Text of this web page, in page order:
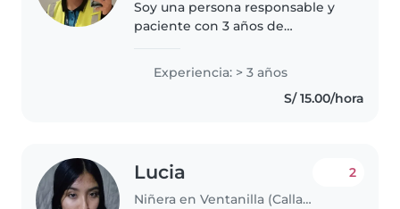
Soy una persona responsable y
paciente con 3 años de
tengo hermanos pequeños y
sobrinos lo que hizo en mi
Experiencia: > 3 años
S/ 15.00/hora
Lucia
Niñera en Ventanilla (Callao)
2